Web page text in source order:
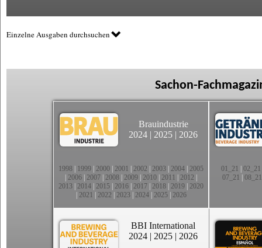
Einzelne Ausgaben durchsuchen
Sachon-
Brauindustrie
2024 | 2025 | 2026
1998 1999 2000 2001 2002 2003 2004 2005
2006 2007 2008 2009 2010 2011 2012
2013 2014 2015 2016 2017 2018 2019 2020
2021 2022 2023| 2024| 2025| 2026
01_21 02_21
07_21
08_21
BBI International
2024 | 2025 | 2026